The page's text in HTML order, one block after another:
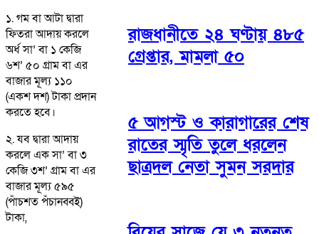
১. গম বা আটা দ্বারা
ফিতরা আদায় করলে
অর্ধ সা’ বা ১ কেজি
৬শ’ ৫০ গ্রাম বা এর
বাজার মূল্য ১১০
(একশ দশ) টাকা প্রদান
করতে হবে।
২. যব দ্বারা আদায়
করলে এক সা’ বা ৩
কেজি ৩শ’ গ্রাম বা এর
বাজার মূল্য ৫৯৫
(পাঁচশত পঁচানব্বই)
টাকা,
রাজধানীতে ২৪ ঘণ্টায় ৪৮৫
গ্রেপ্তার, মামলা ৫০
৫ আগস্ট ও কারাগারের শেষ
রাতের স্মৃতি তুলে ধরলেন
ছাত্রদল নেতা সুমন সরদার